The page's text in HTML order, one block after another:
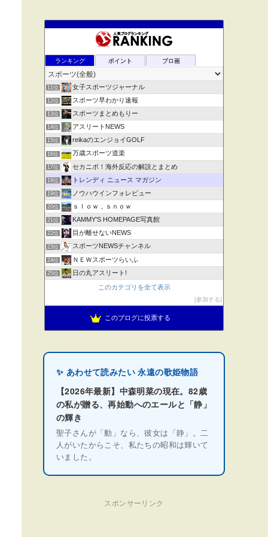
ランキング ポイント ブロ画
11位 女子スポーツジャーナル
12位 スポーツ早わかり速報
13位 スポーツまとめもりー
14位 アスリートNEWS
15位 reikaのエンジョイGOLF
16位 万歳スポーツ道楽
17位 セカニポ！海外反応の解説とまとめ
18位 トレンディ ニュース マガジン
19位 ノウハウインフォレビュー
20位 ｓｌｏｗ，ｓｎｏｗ
21位 KAMMY'S HOMEPAGE写真館
22位 目が離せないNEWS
23位 スポーツNEWSチャンネル
24位 ＮＥＷスポーツらいふ
25位 日の丸アスリート!
このカテゴリを全て表示
参加する
このブログに投票する
✨ あわせて読みたい 永遠の歌姫物語
【2026年最新】中森明菜の現在。82歳
の私が贈る、再始動へのエールと「静」
の輝き
聖子さんが「動」なら、彼女は「静」。二
人がいたからこそ、私たちの昭和は輝いて
いました。
スポンサーリンク